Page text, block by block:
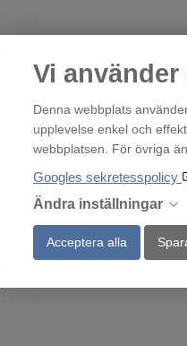
Vi
Denna webbplats
upplevelse enkel och
webbplatsen. För övriga
Googles sekretesspolicy
Ändra inställningar
Acceptera alla